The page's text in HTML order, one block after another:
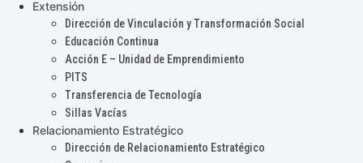
Extensión
Dirección de Vinculación y Transformación Social
Educación Continua
Acción E – Unidad de Emprendimiento
PITS
Transferencia de Tecnología
Sillas Vacías
Relacionamiento Estratégico
Dirección de Relacionamiento Estratégico